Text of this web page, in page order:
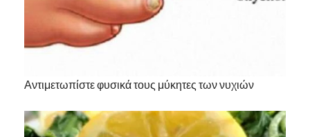
Αντιμετωπίστε φυσικά τους μύκητες των νυχιών